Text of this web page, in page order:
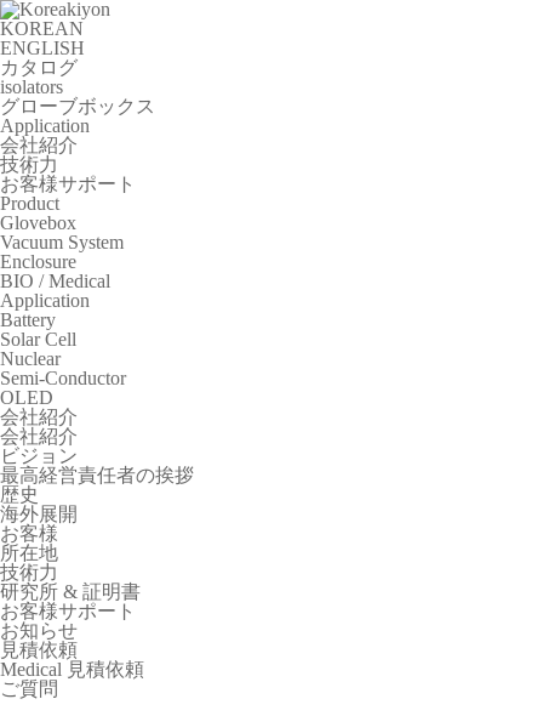
KOREAN
ENGLISH
カタログ
isolators
グローブボックス
Application
会社紹介
技術力
お客様サポート
Product
Glovebox
Vacuum System
Enclosure
BIO / Medical
Application
Battery
Solar Cell
Nuclear
Semi-Conductor
OLED
会社紹介
会社紹介
ビジョン
最高経営責任者の挨拶
歴史
海外展開
お客様
所在地
技術力
研究所 & 証明書
お客様サポート
お知らせ
見積依頼
Medical 見積依頼
ご質問